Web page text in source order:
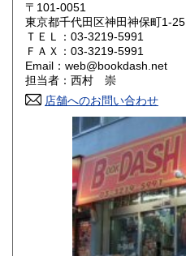
岡山県 600円
山口県 600円
香川県
600円
600円
600円
〒101-0051
東京都千代田区神田神保町1-25
ＴＥＬ：03-3219-5991
ＦＡＸ：03-3219-5991
Email：web@bookdash.net
担当者：西村 崇
店舗へのお問い合わせ